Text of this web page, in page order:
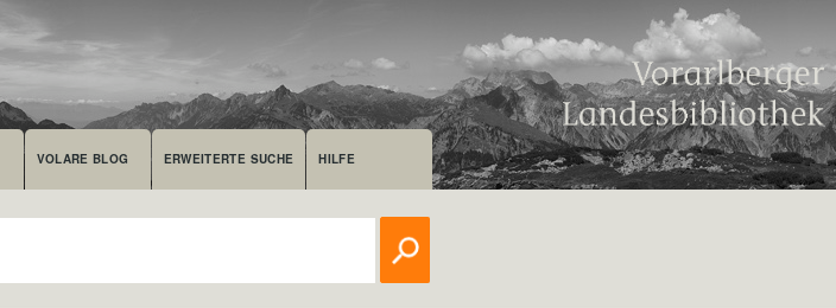
VOLARE BLOG ERWEITERTE SUCHE HILFE